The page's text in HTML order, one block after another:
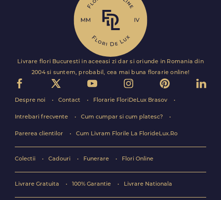
Livrare flori Bucuresti in aceeasi zi dar si oriunde in Romania din
2004 si suntem, probabil, cea mai buna florarie online!
Despre noi Contact Florarie FloriDeLux Brasov
Intrebari frecvente Cum cumpar si cum platesc?
Parerea clientilor Cum Livram Florile La FlorideLux.Ro
Colectii Cadouri Funerare Flori Online
Livrare Gratuita 100% Garantie Livrare Nationala